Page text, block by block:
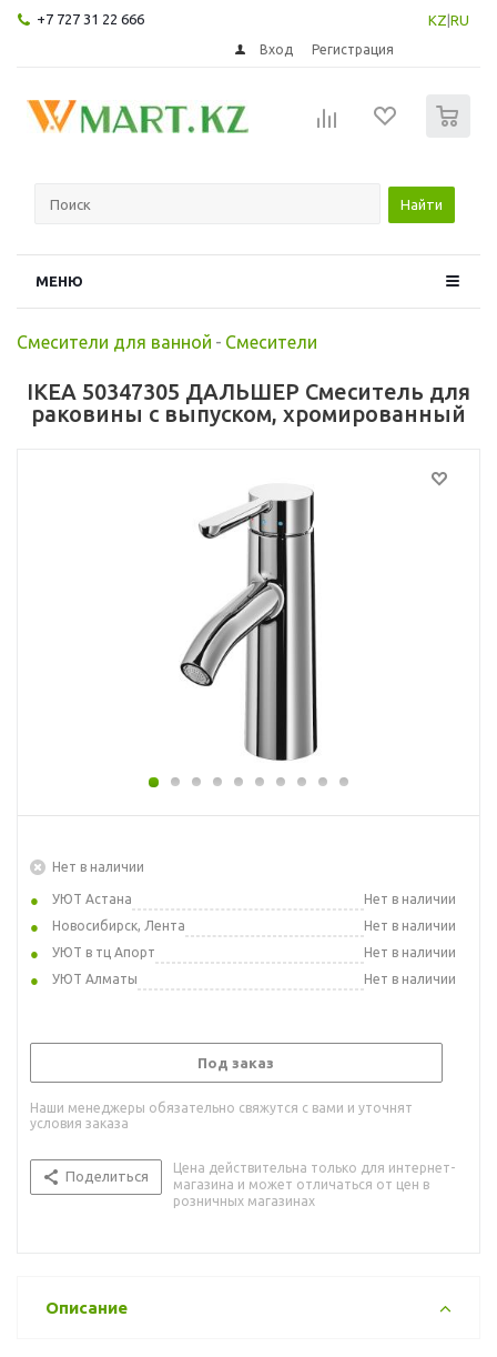
+7 727 31 22 666 KZ RU
Вход Регистрация
Найти
МЕНЮ
Смесители для ванной - Смесители
IKEA 50347305 ДАЛЬШЕР Смеситель для
раковины с выпуском, хромированный
Нет в наличии
УЮТ Астана
Нет в наличии
Новосибирск, Лента
Нет в наличии
УЮТ в тц Апорт
Нет в наличии
УЮТ Алматы
Нет в наличии
Под заказ
Наши менеджеры обязательно свяжутся с вами и уточнят
условия заказа
Поделиться
Цена действительна только для интернет-
магазина и может отличаться от цен в
розничных магазинах
Описание